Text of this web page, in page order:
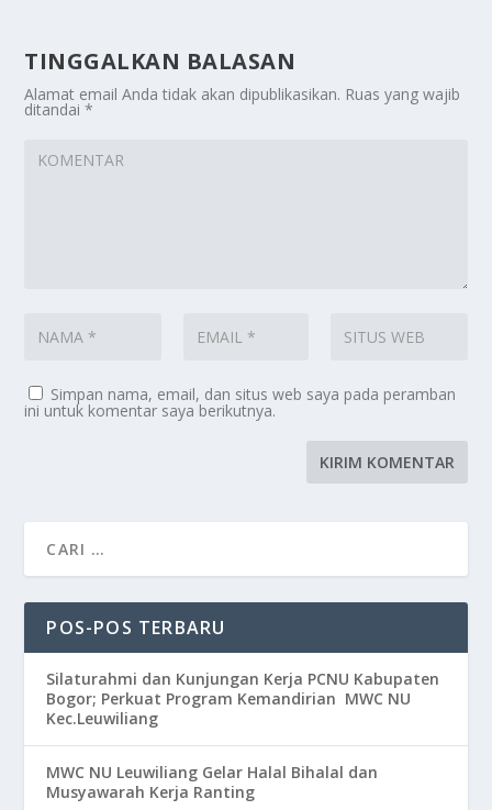
TINGGALKAN BALASAN
Alamat email Anda tidak akan dipublikasikan. Ruas yang wajib
ditandai*
Simpan nama, email, dan situs web saya pada peramban
ini untuk komentar saya berikutnya.
POS-POS TERBARU
Silaturahmi dan Kunjungan Kerja PCNU Kabupaten
Bogor; Perkuat Program Kemandirian MWC NU
Kec.Leuwiliang
MWC NU Leuwiliang Gelar Halal Bihalal dan
Musyawarah Kerja Ranting